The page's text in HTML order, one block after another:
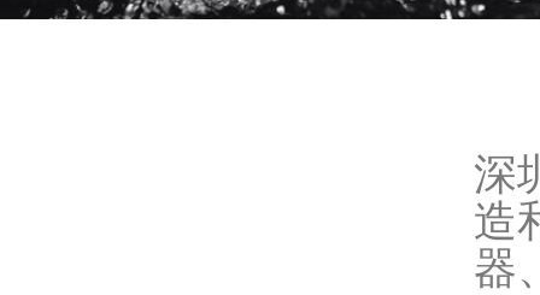
深
造
器